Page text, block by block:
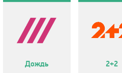
Дождь 2+2